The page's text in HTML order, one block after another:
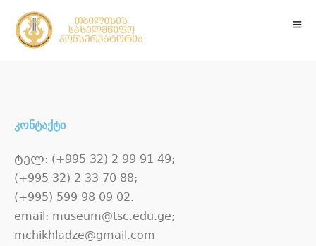
კონტაქტი
ტელ: (+995 32) 2 99 91 49;
(+995 32) 2 33 70 88;
(+995) 599 98 09 02.
email: museum@tsc.edu.ge;
mchikhladze@gmail.com